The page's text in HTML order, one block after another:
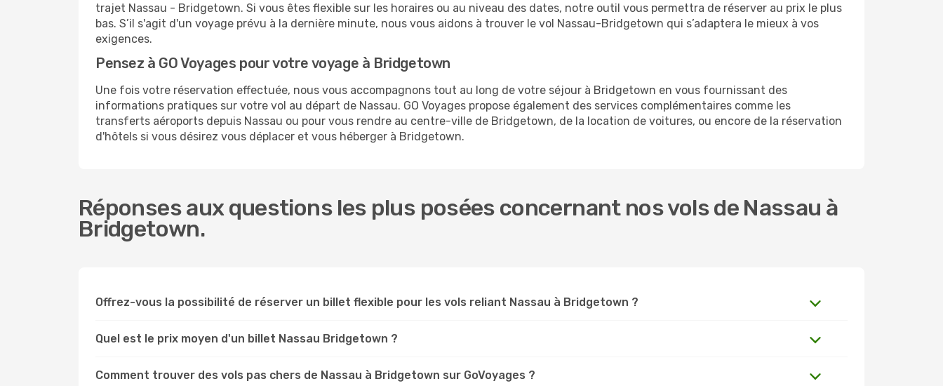
trajet Nassau - Bridgetown. Si vous êtes flexible sur les horaires ou au niveau des dates, notre outil vous permettra de réserver au prix le plus
bas. S’il s'agit d'un voyage prévu à la dernière minute, nous vous aidons à trouver le vol Nassau-Bridgetown qui s’adaptera le mieux à vos
exigences.
Pensez à GO Voyages pour votre voyage à Bridgetown
Une fois votre réservation effectuée, nous vous accompagnons tout au long de votre séjour à Bridgetown en vous fournissant des
informations pratiques sur votre vol au départ de Nassau. GO Voyages propose également des services complémentaires comme les
transferts aéroports depuis Nassau ou pour vous rendre au centre-ville de Bridgetown, de la location de voitures, ou encore de la réservation
d'hôtels si vous désirez vous déplacer et vous héberger à Bridgetown.
Réponses aux questions les plus posées concernant nos vols de Nassau à
Bridgetown.
Offrez-vous la possibilité de réserver un billet flexible pour les vols reliant Nassau à Bridgetown ?
Quel est le prix moyen d'un billet Nassau Bridgetown ?
Comment trouver des vols pas chers de Nassau à Bridgetown sur GoVoyages ?